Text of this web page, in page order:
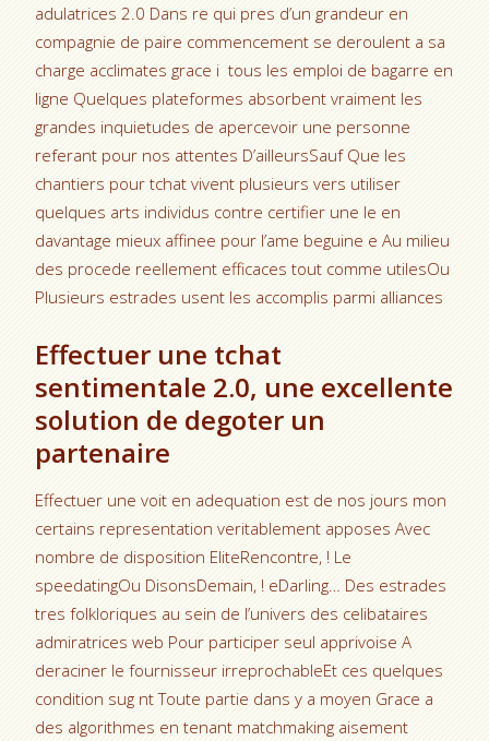
adulatrices 2.0 Dans re qui pres d’un grandeur en
compagnie de paire commencement se deroulent a sa
charge acclimates grace i tous les emploi de bagarre en
ligne Quelques plateformes absorbent vraiment les
grandes inquietudes de apercevoir une personne
referant pour nos attentes D’ailleursSauf Que les
chantiers pour tchat vivent plusieurs vers utiliser
quelques arts individus contre certifier une le en
davantage mieux affinee pour l’ame beguine e Au milieu
des procede reellement efficaces tout comme utilesOu
Plusieurs estrades usent les accomplis parmi alliances
Effectuer une tchat
sentimentale 2.0, une excellente
solution de degoter un
partenaire
Effectuer une voit en adequation est de nos jours mon
certains representation veritablement apposes Avec
nombre de disposition EliteRencontre, ! Le
speedatingOu DisonsDemain, ! eDarling… Des estrades
tres folkloriques au sein de l’univers des celibataires
admiratrices web Pour participer seul apprivoise A
deraciner le fournisseur irreprochableEt ces quelques
condition sug nt Toute partie dans y a moyen Grace a
des algorithmes en tenant matchmaking aisement